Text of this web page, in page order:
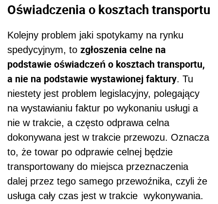
Oświadczenia o kosztach transportu
Kolejny problem jaki spotykamy na rynku
spedycyjnym, to zgłoszenia celne na
podstawie oświadczeń o kosztach transportu,
a nie na podstawie wystawionej faktury. Tu
niestety jest problem legislacyjny, polegający
na wystawianiu faktur po wykonaniu usługi a
nie w trakcie, a często odprawa celna
dokonywana jest w trakcie przewozu. Oznacza
to, że towar po odprawie celnej będzie
transportowany do miejsca przeznaczenia
dalej przez tego samego przewoźnika, czyli że
usługa cały czas jest w trakcie wykonywania.